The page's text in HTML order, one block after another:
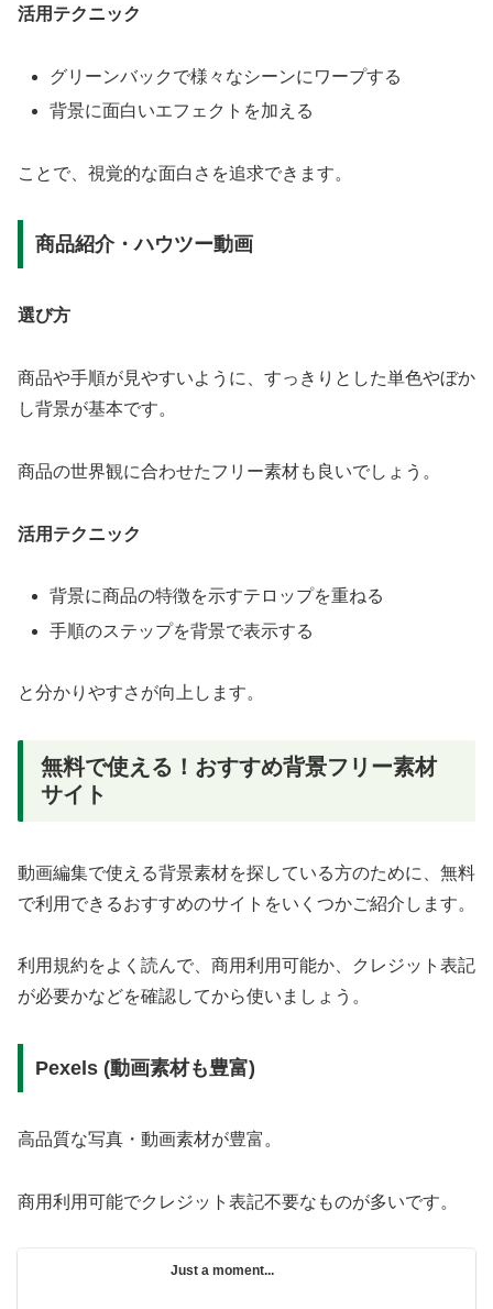
活用テクニック
グリーンバックで様々なシーンにワープする
背景に面白いエフェクトを加える
ことで、視覚的な面白さを追求できます。
商品紹介・ハウツー動画
選び方
商品や手順が見やすいように、すっきりとした単色やぼか
し背景が基本です。
商品の世界観に合わせたフリー素材も良いでしょう。
活用テクニック
背景に商品の特徴を示すテロップを重ねる
手順のステップを背景で表示する
と分かりやすさが向上します。
無料で使える！おすすめ背景フリー素材
サイト
動画編集で使える背景素材を探している方のために、無料
で利用できるおすすめのサイトをいくつかご紹介します。
利用規約をよく読んで、商用利用可能か、クレジット表記
が必要かなどを確認してから使いましょう。
Pexels (動画素材も豊富)
高品質な写真・動画素材が豊富。
商用利用可能でクレジット表記不要なものが多いです。
Just a moment...